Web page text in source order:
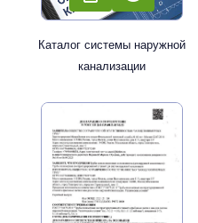
Каталог системы наружной
канализации